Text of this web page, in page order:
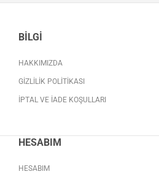
BILGI
HAKKIMIZDA
GIZLILIK POLITIKASI
İPTAL VE İADE KOŞULLARI
HESABIM
HESABIM